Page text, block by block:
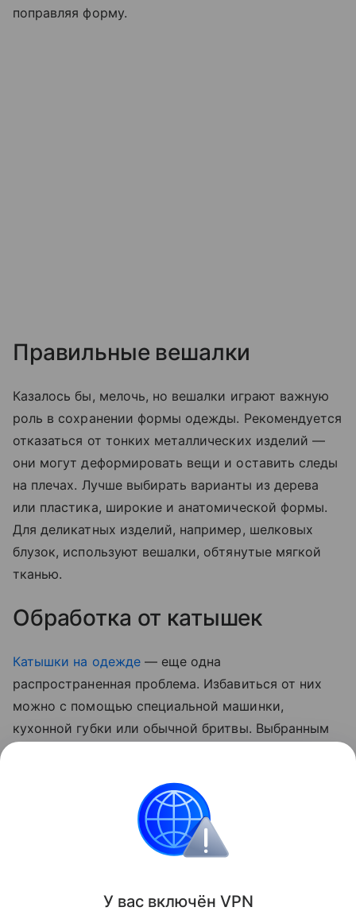
поправляя форму.
Правильные вешалки
Казалось бы, мелочь, но вешалки играют важную
роль в сохранении формы одежды. Рекомендуется
отказаться от тонких металлических изделий —
они могут деформировать вещи и оставить следы
на плечах. Лучше выбирать варианты из дерева
или пластика, широкие и анатомической формы.
Для деликатных изделий, например, шелковых
блузок, используют вешалки, обтянутые мягкой
тканью.
Обработка от катышек
Катышки на одежде— еще одна
распространенная проблема. Избавиться от них
можно с помощью специальной машинки,
кухонной губки или обычной бритвы. Выбранным
Важно действовать осторожно, чтобы не
повредить материал.
У вас включён VPN